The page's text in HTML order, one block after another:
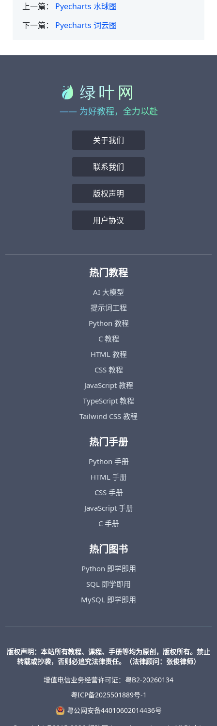
上一篇： Pyecharts 水球图
下一篇： Pyecharts 词云图
—— 为好教程，全力以赴
关于我们
联系我们
版权声明
用户协议
热门教程
AI 大模型
提示词工程
Python 教程
C 教程
HTML 教程
CSS 教程
JavaScript 教程
TypeScript 教程
Tailwind CSS 教程
热门手册
Python 手册
HTML 手册
CSS 手册
JavaScript 手册
C 手册
热门图书
Python 即学即用
SQL 即学即用
MySQL 即学即用
版权声明：本站所有教程、课程、手册等均为原创，版权所有。禁止
转载或抄袭，否则必追究法律责任。（法律顾问：张俊律师）
增值电信业务经营许可证：粤B2-20260134
粤ICP备2025501889号-1
粤公网安备44010602014436号